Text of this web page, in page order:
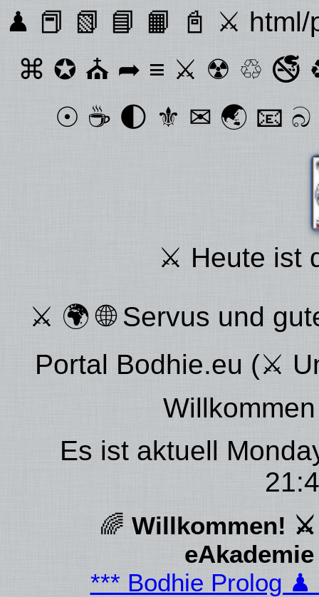
♟ 📕 📗 📘 📙 📓 ⚔ html/
⌘ ✪ ⛪ ➦ ≡ ⚔ ☢ ♲ 🚭
☉ ☕ 🌓 ⚜ ✉ 🌏 📧 බ
⚔ Heute ist
⚔ 🌍 🌐 Servus und
Portal Bodhie.eu (⚔
Es ist aktuell
🌈 Willkommen!
*** Bodhie Prolog